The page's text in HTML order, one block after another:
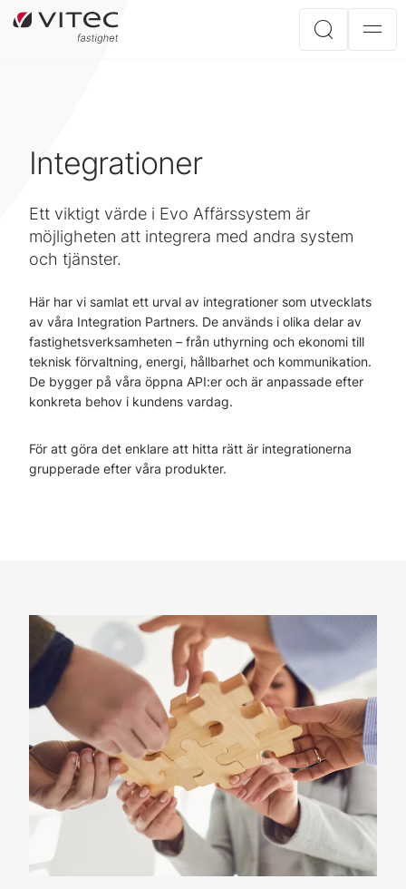
Integrationer
Ett viktigt värde i Evo Affärssystem är
möjligheten att integrera med andra system
och tjänster.
Här har vi samlat ett urval av integrationer som utvecklats
av våra Integration Partners. De används i olika delar av
fastighetsverksamheten – från uthyrning och ekonomi till
teknisk förvaltning, energi, hållbarhet och kommunikation.
De bygger på våra öppna API:er och är anpassade efter
konkreta behov i kundens vardag.
För att göra det enklare att hitta rätt är integrationerna
grupperade efter våra produkter.